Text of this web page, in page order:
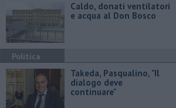
Caldo, donati ventilatori
e acqua al Don Bosco
Politica
Takeda, Pasqualino, "Il
dialogo deve
continuare"